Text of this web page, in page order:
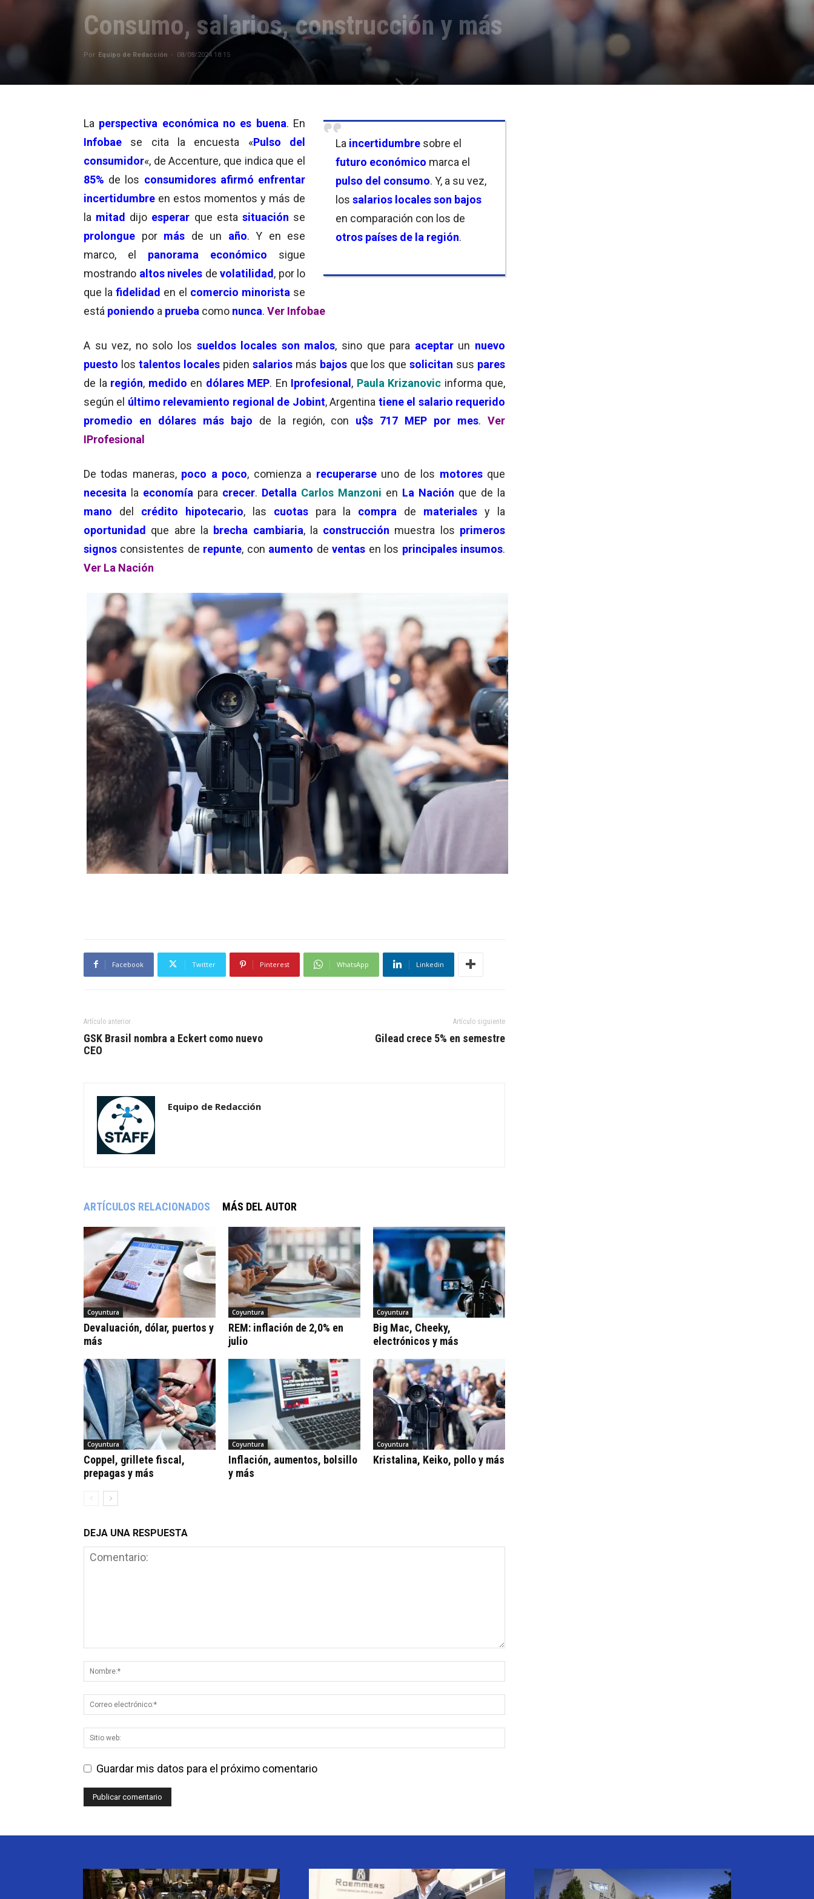
Consumo, salarios, construcción y más
Por Equipo de Redacción - 08/08/2024 18:15
La incertidumbre sobre el
futuro económico marca el
pulso del consumo. Y, a su vez,
los salarios locales son bajos
en comparación con los de
otros países de la región.
La perspectiva económica no es buena. En
Infobae se cita la encuesta «Pulso del
consumidor«, de Accenture, que indica que el
85% de los consumidores afirmó enfrentar
incertidumbre en estos momentos y más de
la mitad dijo esperar que esta situación se
prolongue por más de un año. Y en ese
marco, el panorama económico sigue
mostrando altos niveles de volatilidad, por lo
que la fidelidad en el comercio minorista se
está poniendo a prueba como nunca. Ver Infobae
A su vez, no solo los sueldos locales son malos, sino que para aceptar un nuevo
puesto los talentos locales piden salarios más bajos que los quesolicitan sus pares
de la región, medido en dólares MEP. En Iprofesional, Paula Krizanovic informa que,
según el último relevamiento regional de Jobint, Argentina tiene el salario requerido
promedio en dólares más bajo de la región, con u$s 717 MEP por mes.Ver
IProfesional
De todas maneras,poco a poco, comienza a recuperarse uno de los motores que
necesita la economía para crecer. Detalla Carlos Manzoni en La Nación que de la
mano
del crédito hipotecario, las cuotas para la compra de materiales y la
oportunidad que abre la brecha cambiaria, la construcción muestra los primeros
signos consistentes de repunte, con aumento deventas en los principales insumos.
Ver La Nación
Facebook Twitter Pinterest WhatsApp Linkedin
Artículo anterior
GSK Brasil nombra a Eckert como nuevo
CEO
Artículo siguiente
Gilead crece 5% en semestre
Equipo de Redacción
ARTÍCULOS RELACIONADOS MÁS DEL AUTOR
Coyuntura
Devaluación, dólar, puertos y
más
Coyuntura
REM: inflación de 2,0% en
julio
Coyuntura
Big Mac, Cheeky,
electrónicos y más
Coyuntura
Coppel, grillete fiscal,
prepagas y más
Coyuntura
Inflación, aumentos, bolsillo
y más
Coyuntura
Kristalina, Keiko, pollo y más
DEJA UNA RESPUESTA
Guardar mis datos para el próximo comentario